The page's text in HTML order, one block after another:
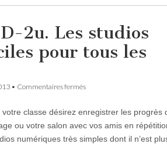
2u. Les studios
pour tous les
• Commentaires ferméssur
et
SD-
Les
classe désirez enregistrer les progrès
ou votre salon avec vos amis en
numériques très simples dont il n’est